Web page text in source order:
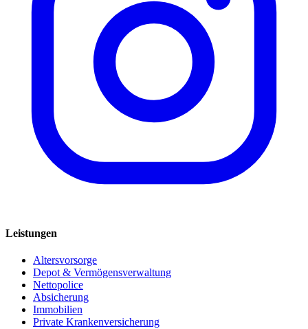
Leistungen
Altersvorsorge
Depot & Vermögensverwaltung
Nettopolice
Absicherung
Immobilien
Private Krankenversicherung